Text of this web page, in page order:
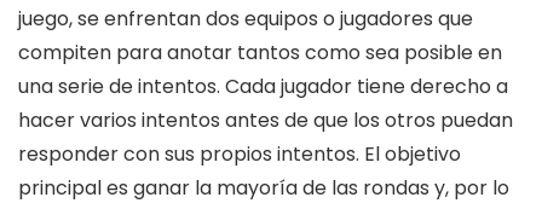
juego, se enfrentan dos equipos o jugadores que
compiten para anotar tantos como sea posible en
una serie de intentos. Cada jugador tiene derecho a
hacer varios intentos antes de que los otros puedan
responder con sus propios intentos. El objetivo
principal es ganar la mayoría de las rondas y, por lo